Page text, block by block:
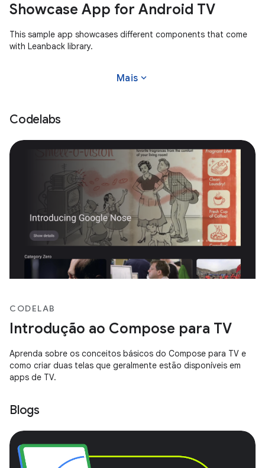
Showcase App for Android TV
This sample app showcases different components that come
with Leanback library.
Mais expand_more
Codelabs
CODELAB
Introdução ao Compose para TV
Aprenda sobre os conceitos básicos do Compose para TV e
como criar duas telas que geralmente estão disponíveis em
apps de TV.
Blogs